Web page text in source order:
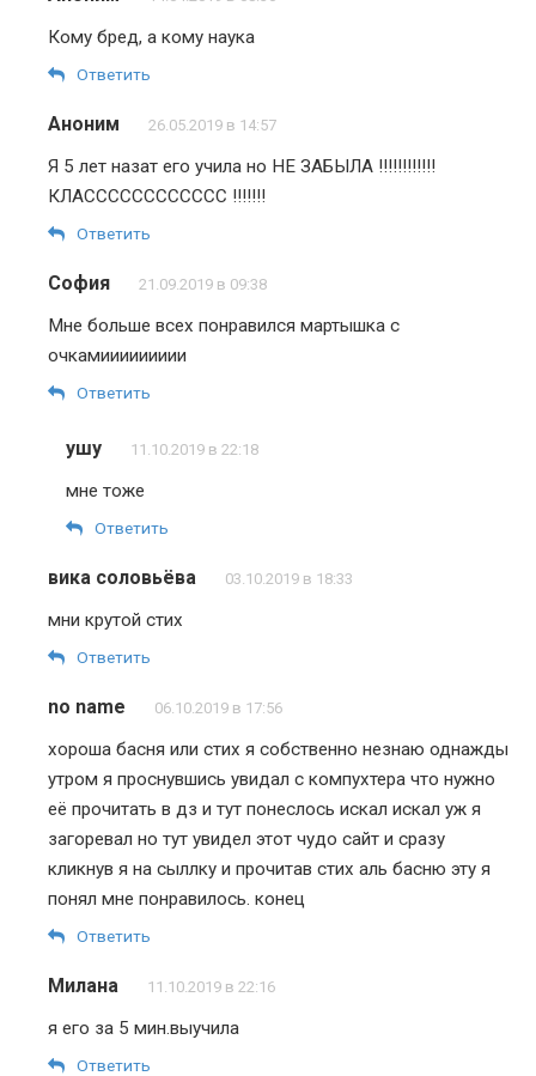
Кому бред, а кому наука
Ответить
Аноним 26.05.2019 в 14:57
Я 5 лет назат его учила но НЕ ЗАБЫЛА !!!!!!!!!!!!
КЛАСССССССССССС !!!!!!!
Ответить
София 21.09.2019 в 09:38
Мне больше всех понравился мартышка с
очкамиииииииии
Ответить
ушу 11.10.2019 в 22:18
мне тоже
Ответить
вика соловьёва 03.10.2019 в 18:33
мни крутой стих
Ответить
no name 06.10.2019 в 17:56
хороша басня или стих я собственно незнаю однажды
утром я проснувшись увидал с компухтера что нужно
её прочитать в дз и тут понеслось искал искал уж я
загоревал но тут увидел этот чудо сайт и сразу
кликнув я на сыллку и прочитав стих аль басню эту я
понял мне понравилось. конец
Ответить
Милана 11.10.2019 в 22:16
я его за 5 мин.выучила
Ответить